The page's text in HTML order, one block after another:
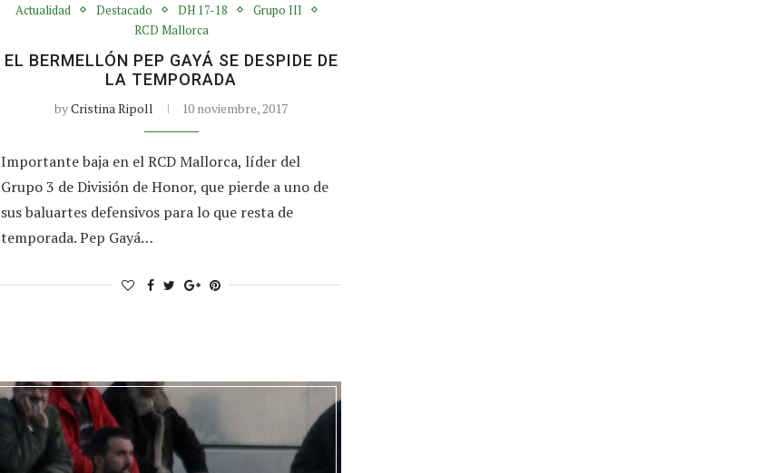
Actualidad Destacado DH 17-18
Grupo III
RCD Mallorca
EL BERMELLÓN PEP GAYÁ SE DESPIDE DE
LA TEMPORADA
byCristina Ripoll 10 noviembre, 2017
Importante baja en el RCD Mallorca, líder del
Grupo 3 de División de Honor, que pierde a uno de
sus baluartes defensivos para lo que resta de
temporada. Pep Gayá…